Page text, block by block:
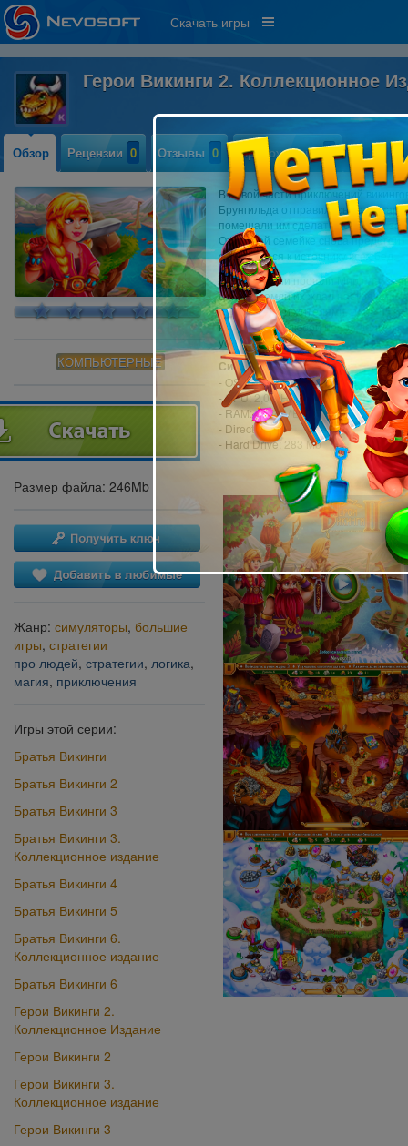
Скачать игры
Герои Викинги 2. Коллекционное
Обзор Рецензии 0 Отзывы 0 Прохождение 0
КОМПЬЮТЕРНЫЕ
Размер файла: 246Mb
Жанр: симуляторы, большие
игры, стратегии
про людей, стратегии, логика,
магия, приключения
Игры этой серии:
Братья Викинги
Братья Викинги 2
Братья Викинги 3
Братья Викинги 3.
Коллекционное издание
Братья Викинги 4
Братья Викинги 5
Братья Викинги 6.
Коллекционное издание
Братья Викинги 6
Герои Викинги 2.
Коллекционное Издание
Герои Викинги 2
Герои Викинги 3.
Коллекционное издание
Герои Викинги 3
В новой части приключений
Брунгильда отправились на
помешали им сделать покупки и
Отважной семейке снова
отправиться к источнику всех бед.
Для этого они прошли Мир
центре земли их ждал настоящий
растениями и жителями, один из
наши друзья любой ценой должны
успокоить вулканы.
Системные требования:
- OS: Windows 7 или более поздняя
- CPU: 2,0 GHz
- RAM: 1024 MB
- DirectX: 9.0
- Hard Drive: 283 Mb